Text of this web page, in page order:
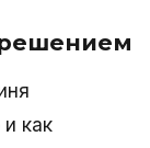
как